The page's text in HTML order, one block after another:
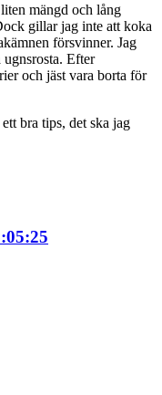
mängd och lång
gillar jag inte att koka
försvinner. Jag
ugnsrosta. Efter
och jäst vara borta för
bra tips, det ska jag